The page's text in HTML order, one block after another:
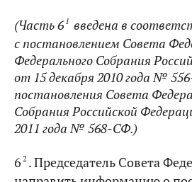
(Часть 6 1 введена в
с постановлением Совета
Федерального Собрания
от 15 декабря 2010 года №
постановления Совета
Собрания Российской
2011 года № 568-СФ.)
6 2 . Председатель Совета